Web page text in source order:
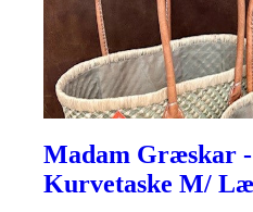
Madam Græskar
Kurvetaske M/